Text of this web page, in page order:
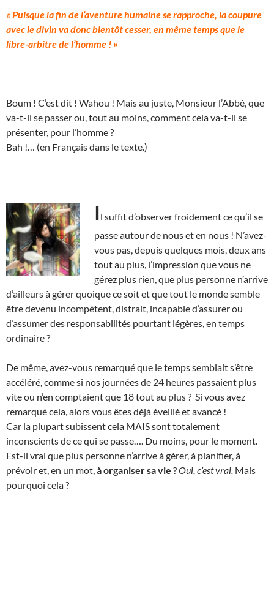
« Puisque la fin de l’aventure humaine se rapproche, la coupure
avec le divin va donc bientôt cesser, en même temps que le
libre-arbitre de l’homme ! »
Boum ! C’est dit ! Wahou ! Mais au juste, Monsieur l’Abbé, que
va-t-il se passer ou, tout au moins, comment cela va-t-il se
présenter, pour l’homme ?
Bah !… (en Français dans le texte.)
Il suffit d’observer froidement ce qu’il se
passe autour de nous et en nous ! N’avez-
vous pas, depuis quelques mois, deux ans
tout au plus, l’impression que vous ne
gérez plus rien, que plus personne n’arrive
d’ailleurs à gérer quoique ce soit et que tout le monde semble
être devenu incompétent, distrait, incapable d’assurer ou
d’assumer des responsabilités pourtant légères, en temps
ordinaire ?
De même, avez-vous remarqué que le temps semblait s’être
accéléré, comme si nos journées de 24 heures passaient plus
vite ou n’en comptaient que 18 tout au plus ? Si vous avez
remarqué cela, alors vous êtes déjà éveillé et avancé !
Car la plupart subissent cela MAIS sont totalement
inconscients de ce qui se passe…. Du moins, pour le moment.
Est-il vrai que plus personne n’arrive à gérer, à planifier, à
prévoir et, en un mot, à organiser sa vie ?Oui, c’est vrai. Mais
pourquoi cela ?